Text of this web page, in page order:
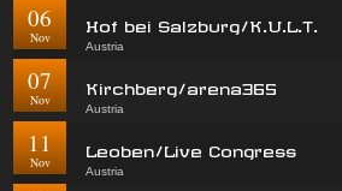
06
Nov
Hof bei Salzburg/K.U.L.T.
Austria
07
Nov
Kirchberg/arena365
Austria
11
Nov
Leoben/Live Congress
Austria